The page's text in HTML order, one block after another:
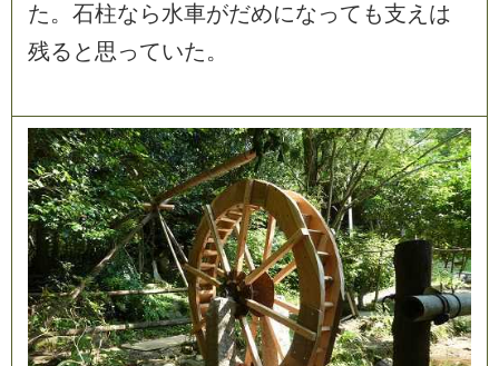
た。 石柱なら水車がだめになって も支え は
残る と思っていた。